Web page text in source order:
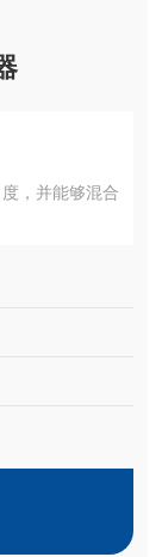
，并能够混合